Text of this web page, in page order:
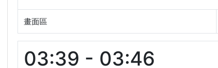
畫面區
03:39 - 03:46